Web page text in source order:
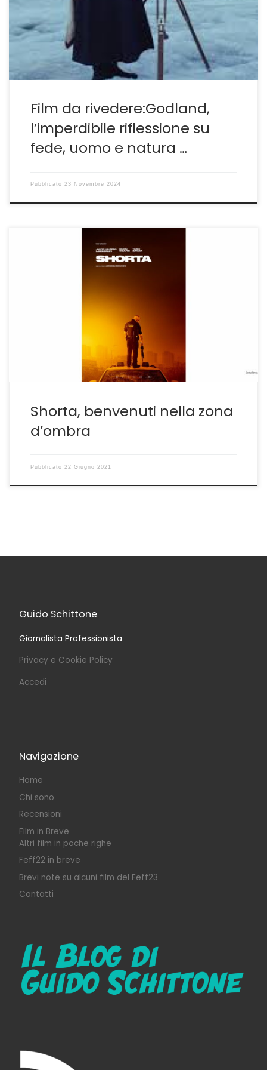
proiettato nel 2023, del regista islandese Hlynur
Pálmason. L’ho voluto recuperare perché raramente
negli ultimi anni il cinema è […]
Film da rivedere:Godland,
l’imperdibile riflessione su
fede, uomo e natura …
Pubblicato 23 Novembre 2024
a parecchie e positive sorprese. Dietro ai maestri, Lars
von Trier, Susan Bier, Nicolas Winding Refn,Thomas
Vinterberg, Anders Thomas Jensen e tanti altri, esiste
un gruppo di giovani che non esita a dirigere film […]
Shorta, benvenuti nella zona
d’ombra
Pubblicato 22 Giugno 2021
Guido Schittone
Giornalista Professionista
Privacy e Cookie Policy
Accedi
Navigazione
Home
Chi sono
Recensioni
Film in Breve
Altri film in poche righe
Feff22 in breve
Brevi note su alcuni film del Feff23
Contatti